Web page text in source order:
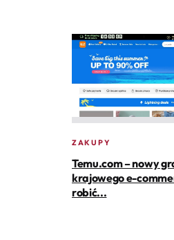
ZAKUPY
Temu.com – nowy
krajowego e-
robić...